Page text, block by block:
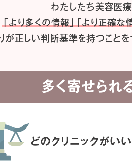
わたしたち美容医
「より多くの情報」「より正確な
が正しい判断基準を持つことを
多く寄せられ
どのクリニックがい